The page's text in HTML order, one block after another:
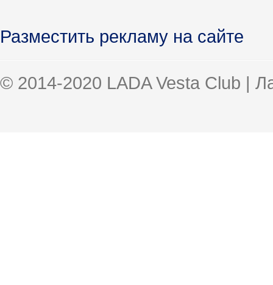
Разместить рекламу на сайте
© 2014-2020 LADA Vesta Club |